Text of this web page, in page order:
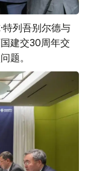
特列吾别尔德与
建交30周年交
题。